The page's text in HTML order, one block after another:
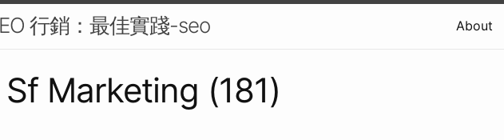
行銷：最佳實踐-seo About
Marketing (181)